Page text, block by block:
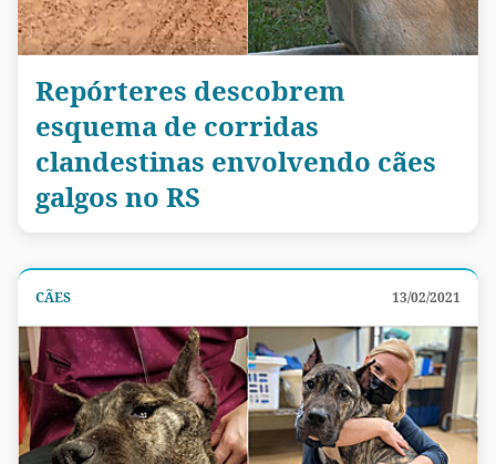
Repórteres descobrem
esquema de corridas
clandestinas envolvendo cães
galgos no RS
CÃES 13/02/2021